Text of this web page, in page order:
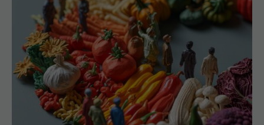
Alimentele care îți distrug ficatul și creierul.
Perturbă și producția de insulină